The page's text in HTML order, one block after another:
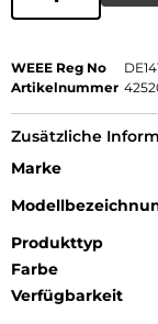
WEEE Reg No
Artikelnummer
Zusätzliche
Marke
Produkttyp
Farbe
Verfügbarkeit